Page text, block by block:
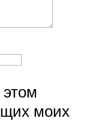
моих